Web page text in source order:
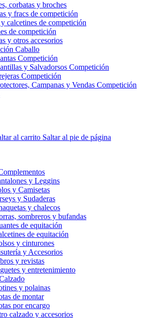
corbatas y broches
y fracs de competición
calcetines de competición
de competición
y otros accesorios
Caballo
Competición
y Salvadorsos Competición
Competición
Campanas y Vendas Competición
al carrito Saltar al pie de página
y Leggins
y Camisetas
y Sudaderas
y chalecos
sombreros y bufandas
de equitación
de equitación
y cinturones
y Accesorios
y revistas
y entretenimiento
y polainas
de montar
por encargo
calzado y accesorios